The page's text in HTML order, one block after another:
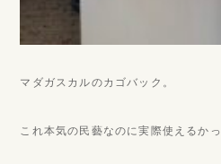
マダガスカルのカゴバック。
これ本気の民藝なのに実際使えるかっ